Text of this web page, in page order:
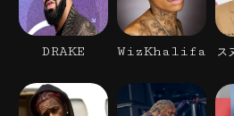
DRAKE WizKhalifa ス